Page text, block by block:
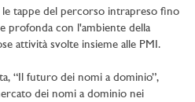
tappe del percorso intrapreso fino
profonda con l'ambiente della
attività svolte insieme alle PMI.
“Il futuro dei nomi a dominio”,
dei nomi a dominio nei